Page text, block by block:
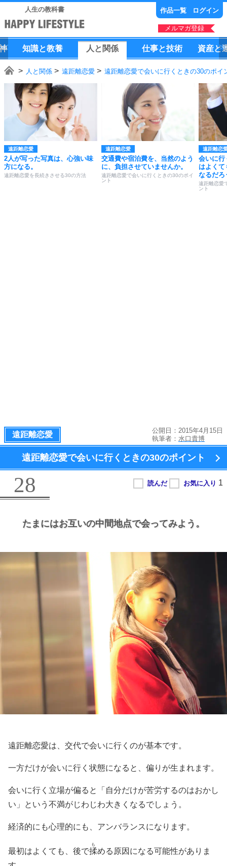
人生の教科書 作品一覧 ログイン
メルマガ登録
知識と教養 人 と 関係 仕事と技術 資産と
人と関係 遠距離恋愛 遠距離恋愛で会いに行くときの30のポイ
遠距離恋愛
2人が写った写真は、心強い味
方になる。
遠距離恋愛を長続きさせる30の方法
遠距離恋愛
交通費や宿泊費を、当然のよう
に、負担させていませんか。
遠距離恋愛で会いに行くときの30のポイ
ント
遠距離恋
会いに行
はよく
なるだろ
遠距離恋愛
ント
遠距離恋愛
公開日：2015年4月15日
執筆者： 水口貴博
遠距離恋愛で会いに行くときの30のポイント
28
たまにはお互いの中間地点で会ってみよう。
遠距離恋愛は、交代で会いに行くのが基本です。
一方だけが会いに行く状態になると、偏りが生まれます。
会いに行く立場が偏ると「自分だけが苦労するのはおかし
い」という不満がじわじわ大きくなるでしょう。
経済的にも心理的にも、アンバランスになります。
最初はよくても、後で揉
も
める原因になる可能性がありま